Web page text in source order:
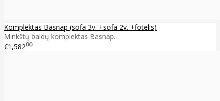
Komplektas Basnap (sofa 3v. +sofa 2v. +fotelis)
Minkštų baldų komplektas Basnap..
€1,58200